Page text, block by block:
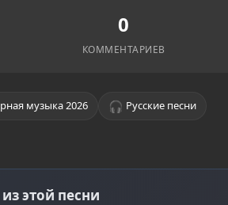
0
КОММЕНТАРИЕВ
музыка 2026 🎧 Русские песни
этой песни